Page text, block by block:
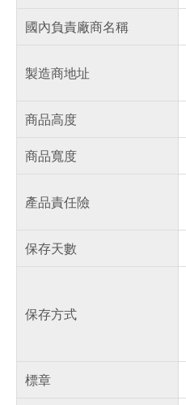
國內負責廠商名稱
製造商地址
商品高度
商品寬度
產品責任險
保存天數
保存方式
標章